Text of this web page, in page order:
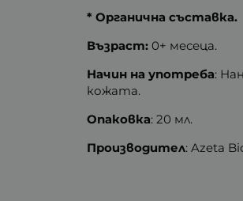
* Органична съставка.
Възраст: 0+ месеца.
Начин на употреба:
кожата.
Опаковка: 20 мл.
Производител: Azeta